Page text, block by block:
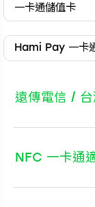
一卡通儲值卡
Hami Pay 一卡
遠傳電信 /
NFC 一卡通